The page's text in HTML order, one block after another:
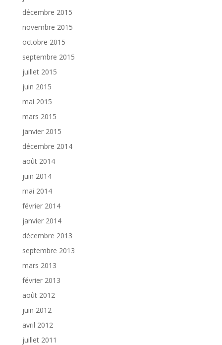
décembre 2015
novembre 2015
octobre 2015
septembre 2015
juillet 2015
juin 2015
mai 2015
mars 2015
janvier 2015
décembre 2014
août 2014
juin 2014
mai 2014
février 2014
janvier 2014
décembre 2013
septembre 2013
mars 2013
février 2013
août 2012
juin 2012
avril 2012
juillet 2011